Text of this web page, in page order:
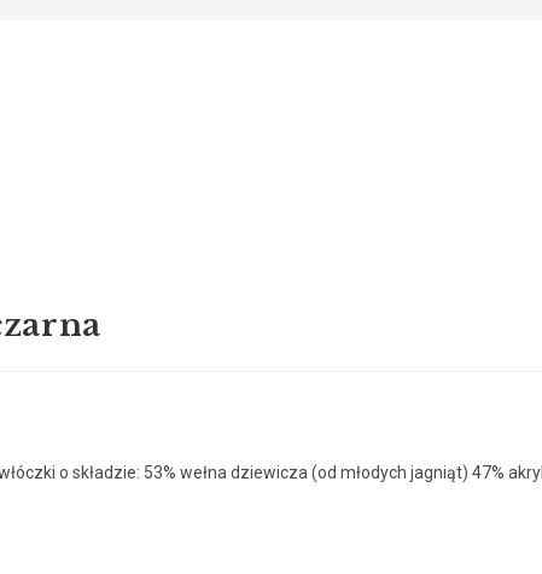
o składzie: 53% wełna dziewicza (od młodych jagniąt) 47% akryl.